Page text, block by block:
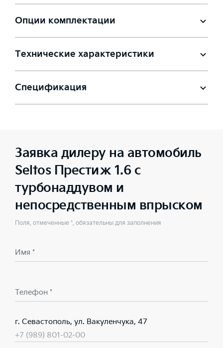
Опции комплектации
Технические характеристики
Спецификация
Заявка дилеру на автомобиль
Seltos Престиж 1.6 с
турбонаддувом и
непосредственным впрыском
Поля, отмеченные *, обязательны для заполнения
Имя *
Телефон *
г. Севастополь, ул. Вакуленчука, 47
+7 (989) 801-02-00